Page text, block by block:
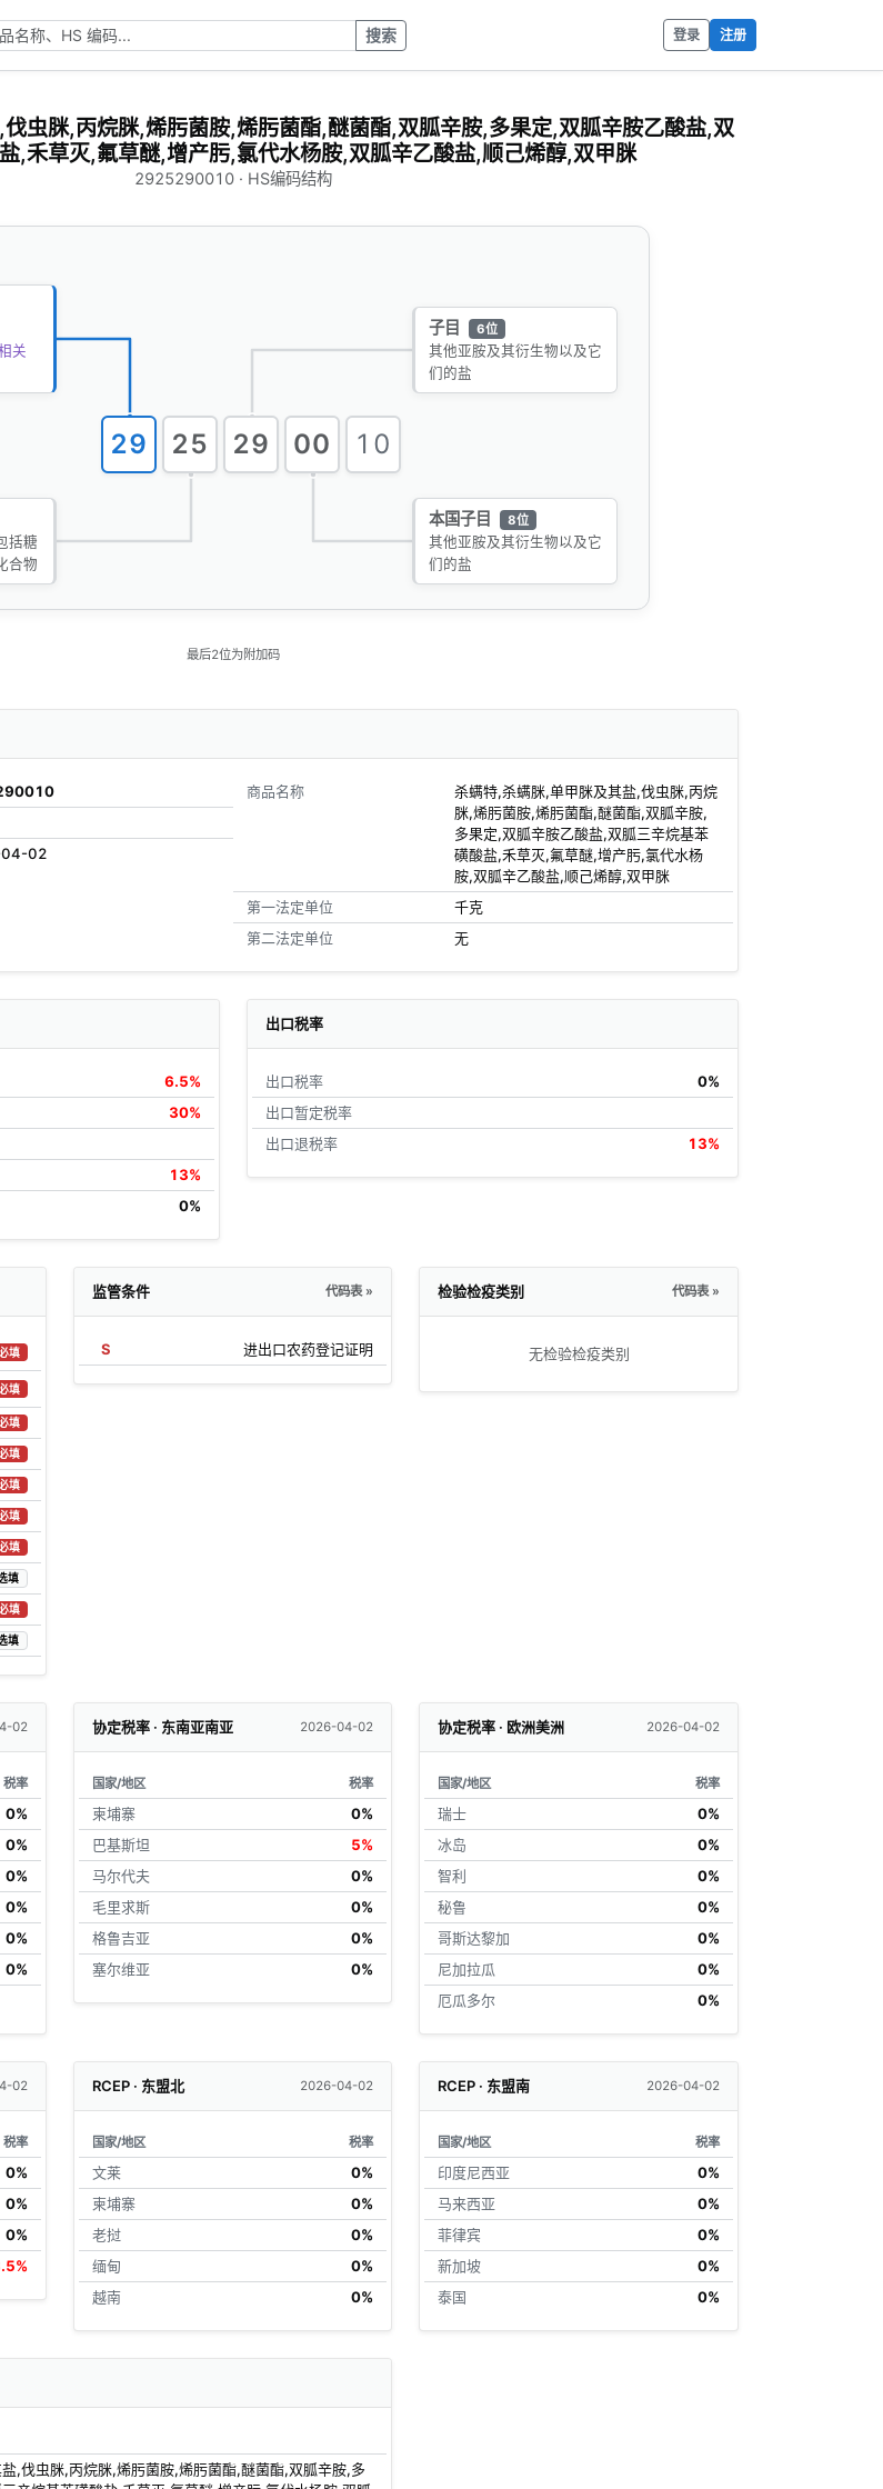
搜索 登录 注册
虫脒,丙烷脒,烯肟菌胺,烯肟菌酯,醚菌酯,双胍辛胺,多果定,双胍辛胺乙酸盐,双
,禾草灭,氟草醚,增产肟,氯代水杨胺,双胍辛乙酸盐,顺己烯醇,双甲脒
2925290010 · HS编码结构
29 25 29 00 10
关
括糖
合物
子目 6位
其他亚胺及其衍生物以及它
们的盐
本国子目 8位
其他亚胺及其衍生物以及它
们的盐
最后2位为附加码
02
商品名称
杀螨特,杀螨脒,单甲脒及其盐,伐虫脒,丙烷
脒,烯肟菌胺,烯肟菌酯,醚菌酯,双胍辛胺,
多果定,双胍辛胺乙酸盐,双胍三辛烷基苯
磺酸盐,禾草灭,氟草醚,增产肟,氯代水杨
胺,双胍辛乙酸盐,顺己烯醇,双甲脒
第一法定单位
千克
第二法定单位
无
6.5%
30%
13%
0%
出口税率
出口税率
0%
出口暂定税率
出口退税率
13%
填
填
填
填
填
填
填
填
填
填
监管条件 代码表 »
S 进出口农药登记证明
检验检疫类别 代码表 »
无检验检疫类别
02
税率
0%
0%
0%
0%
0%
0%
协定税率 · 东南亚南亚 2026-04-02
国家/地区 税率
柬埔寨
0%
巴基斯坦
5%
马尔代夫
0%
毛里求斯
0%
格鲁吉亚
0%
塞尔维亚
0%
协定税率 · 欧洲美洲 2026-04-02
国家/地区 税率
瑞士
0%
冰岛
0%
智利
0%
秘鲁
0%
哥斯达黎加
0%
尼加拉瓜
0%
厄瓜多尔
0%
02
税率
0%
0%
0%
RCEP · 东盟北 2026-04-02
国家/地区 税率
文莱
0%
柬埔寨
0%
老挝
0%
缅甸
0%
越南
0%
RCEP · 东盟南 2026-04-02
国家/地区 税率
印度尼西亚
0%
马来西亚
0%
菲律宾
0%
新加坡
0%
泰国
0%
,伐虫脒,丙烷脒,烯肟菌胺,烯肟菌酯,醚菌酯,双胍辛胺,多